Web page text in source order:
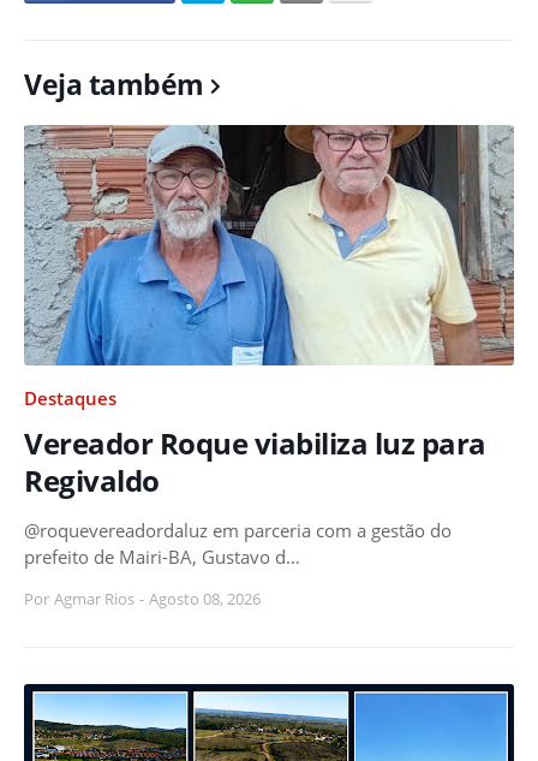
Veja também
Destaques
Vereador Roque viabiliza luz para
Regivaldo
@roquevereadordaluz em parceria com a gestão do
prefeito de Mairi-BA, Gustavo d…
Por Agmar Rios - Agosto 08, 2026